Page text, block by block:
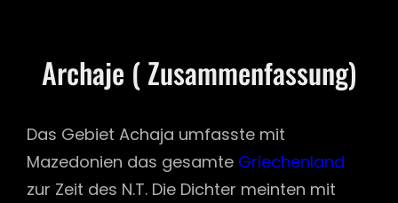
Archaje ( Zusammenfassung)
Das Gebiet Achaja umfasste mit
Mazedonien das gesamte Griechenland
zur Zeit des N.T. Die Dichter meinten mit